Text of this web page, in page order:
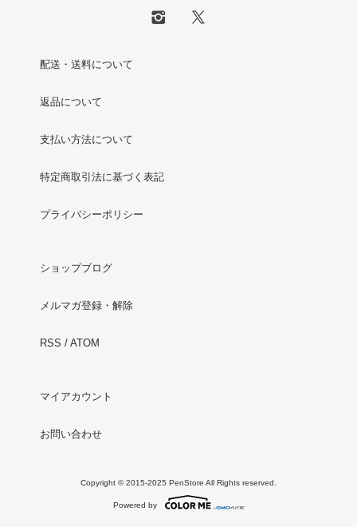
配送・送料について
返品について
支払い方法について
特定商取引法に基づく表記
プライバシーポリシー
ショップブログ
メルマガ登録・解除
RSS / ATOM
マイアカウント
お問い合わせ
Copyright © 2015-2025 PenStore All Rights reserved.
Powered by